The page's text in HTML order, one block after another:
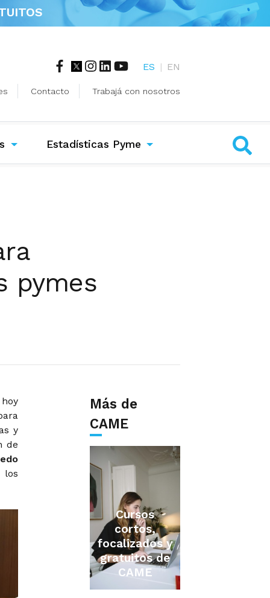
ES | EN
Contacto Trabajá con nosotros
Estadísticas Pyme
pymes
y
de
los
Más de
CAME
Cursos
cortos,
focalizados y
gratuitos de
CAME